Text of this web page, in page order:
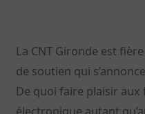
La CNT Gironde est
de soutien qui
De quoi faire plaisir aux